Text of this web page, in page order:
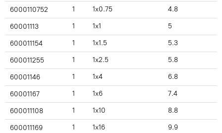
6000110752 1 1x0.75 4.8
60001113 1 1x1 5
600011154 1 1x1.5 5.3
600011255 1 1x2.5 5.8
60001146 1 1x4 6.8
60001167 1 1x6 7.4
600011108 1 1x10 8.8
600011169 1 1x16 9.9